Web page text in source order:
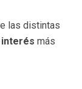
las distintas
interés más